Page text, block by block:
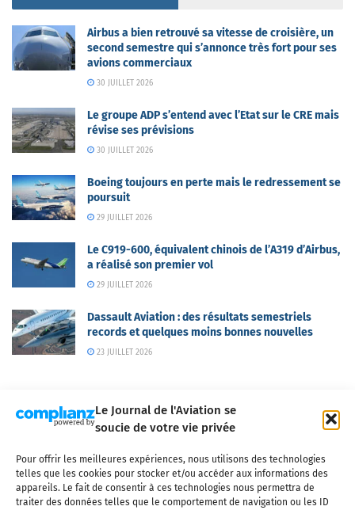
Le Journal de l'Aviation se
soucie de votre vie privée
Pour offrir les meilleures expériences, nous utilisons des technologies
telles que les cookies pour stocker et/ou accéder aux informations des
appareils. Le fait de consentir à ces technologies nous permettra de
traiter des données telles que le comportement de navigation ou les ID
Airbus a bien retrouvé sa vitesse de croisière, un
second semestre qui s’annonce très fort pour ses
avions commerciaux
30 JUILLET 2026
Le groupe ADP s’entend avec l’Etat sur le CRE mais
révise ses prévisions
30 JUILLET 2026
Boeing toujours en perte mais le redressement se
poursuit
29 JUILLET 2026
Le C919-600, équivalent chinois de l’A319 d’Airbus,
a réalisé son premier vol
29 JUILLET 2026
Dassault Aviation : des résultats semestriels
records et quelques moins bonnes nouvelles
23 JUILLET 2026
Qui sommes-nous ? Nous contacter
Partenaires
Mentions légales
CGV Politique de confidentialité Cookies